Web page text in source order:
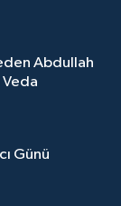
Abdullah
Günü